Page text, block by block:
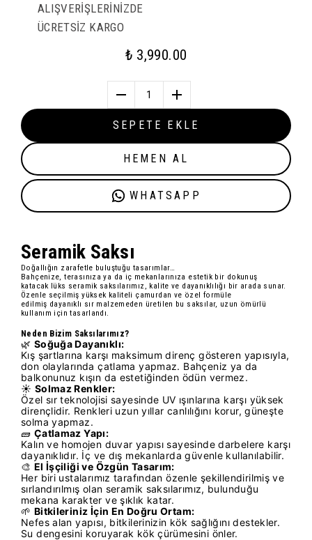
ALIŞVERİŞLERİNİZDE
ÜCRETSİZ KARGO
₺ 3,990.00
1
SEPETE EKLE
HEMEN AL
WHATSAPP
Seramik Saksı
Doğallığın zarafetle buluştuğu tasarımlar…
Bahçenize, terasınıza ya da iç mekanlarınıza estetik bir dokunuş
katacak lüks seramik saksılarımız
, kalite ve dayanıklılığı bir arada sunar.
Özenle seçilmişyüksek kaliteli çamurdan ve özel formüle
edilmiş dayanıklı sır malzemeden üretilen bu saksılar, uzun ömürlü
kullanım için tasarlandı.
Neden Bizim Saksılarımız?
🌿 Soğuğa Dayanıklı:
Kış şartlarına karşı maksimum direnç gösteren yapısıyla,
don olaylarında çatlama yapmaz. Bahçeniz ya da
balkonunuz kışın da estetiğinden ödün vermez.
☀️ Solmaz Renkler:
Özel sır teknolojisi sayesinde UV ışınlarına karşı yüksek
dirençlidir. Renkleri uzun yıllar canlılığını korur, güneşte
solma yapmaz.
🧱 Çatlamaz Yapı:
Kalın ve homojen duvar yapısı sayesinde darbelere karşı
dayanıklıdır. İç ve dış mekanlarda güvenle kullanılabilir.
🎨 El İşçiliği ve Özgün Tasarım:
Her biri ustalarımız tarafından özenle şekillendirilmiş ve
sırlandırılmış olan seramik saksılarımız, bulunduğu
mekana karakter ve şıklık katar.
🌱 Bitkileriniz İçin En Doğru Ortam:
Nefes alan yapısı, bitkilerinizin kök sağlığını destekler.
Su dengesini koruyarak kök çürümesini önler.